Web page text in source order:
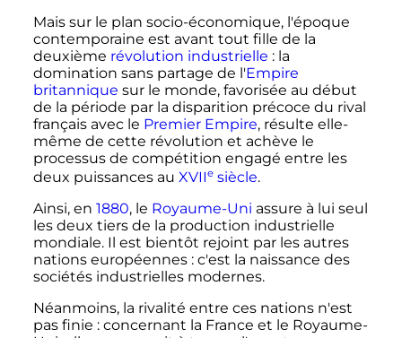
Mais sur le plan socio-économique, l'époque
contemporaine est avant tout fille de la
deuxième révolution industrielle : la
domination sans partage de l'Empire
britannique sur le monde, favorisée au début
de la période par la disparition précoce du rival
français avec le Premier Empire, résulte elle-
même de cette révolution et achève le
processus de compétition engagé entre les
deux puissances au XVIIesiècle.
Ainsi, en 1880, le Royaume-Uni assure à lui seul
les deux tiers de la production industrielle
mondiale. Il est bientôt rejoint par les autres
nations européennes : c'est la naissance des
sociétés industrielles modernes.
Néanmoins, la rivalité entre ces nations n'est
pas finie : concernant la France et le Royaume-